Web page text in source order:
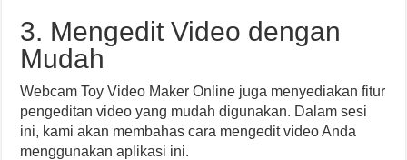
3. Mengedit Video dengan
Mudah
Webcam Toy Video Maker Online juga menyediakan fitur
pengeditan video yang mudah digunakan. Dalam sesi
ini, kami akan membahas cara mengedit video Anda
menggunakan aplikasi ini.